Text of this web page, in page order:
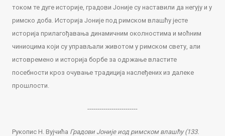
током те дуге историје, градови Јоније су наставили да негују и у
римско доба. Историја Јоније под римском влашћу јесте
историја прилагођавања динамичним околностима и моћним
чиниоцима који су управљали животом у римском свету, али
истовремено и историја борбе за одржање властите
посебности кроз очување традиција наслеђених из далеке
прошлости.
-------------------------
Рукопис Н. Вујчића Градови Јоније иод римском влашћу (133.